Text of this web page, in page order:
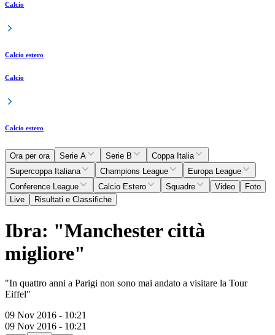
Calcio
Calcio estero
Calcio
Calcio estero
Ora per ora Serie A Serie B
Coppa Italia
Supercoppa Italiana
Champions League
Europa League
Conference League
Calcio Estero Squadre Video
Foto
Live
Risultati e Classifiche
Ibra: "Manchester città
migliore"
"In quattro anni a Parigi non sono mai andato a visitare la Tour
Eiffel"
09 Nov 2016 - 10:21
09 Nov 2016 - 10:21